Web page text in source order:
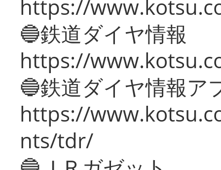
https://
🔵鉄道ダイヤ情報
https://
🔵鉄道ダイヤ情報ア
https://
nts/tdr/